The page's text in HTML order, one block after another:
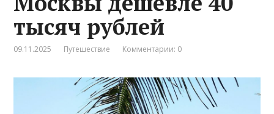
тысяч рублей
09.11.2025 Путешествие Комментарии: 0